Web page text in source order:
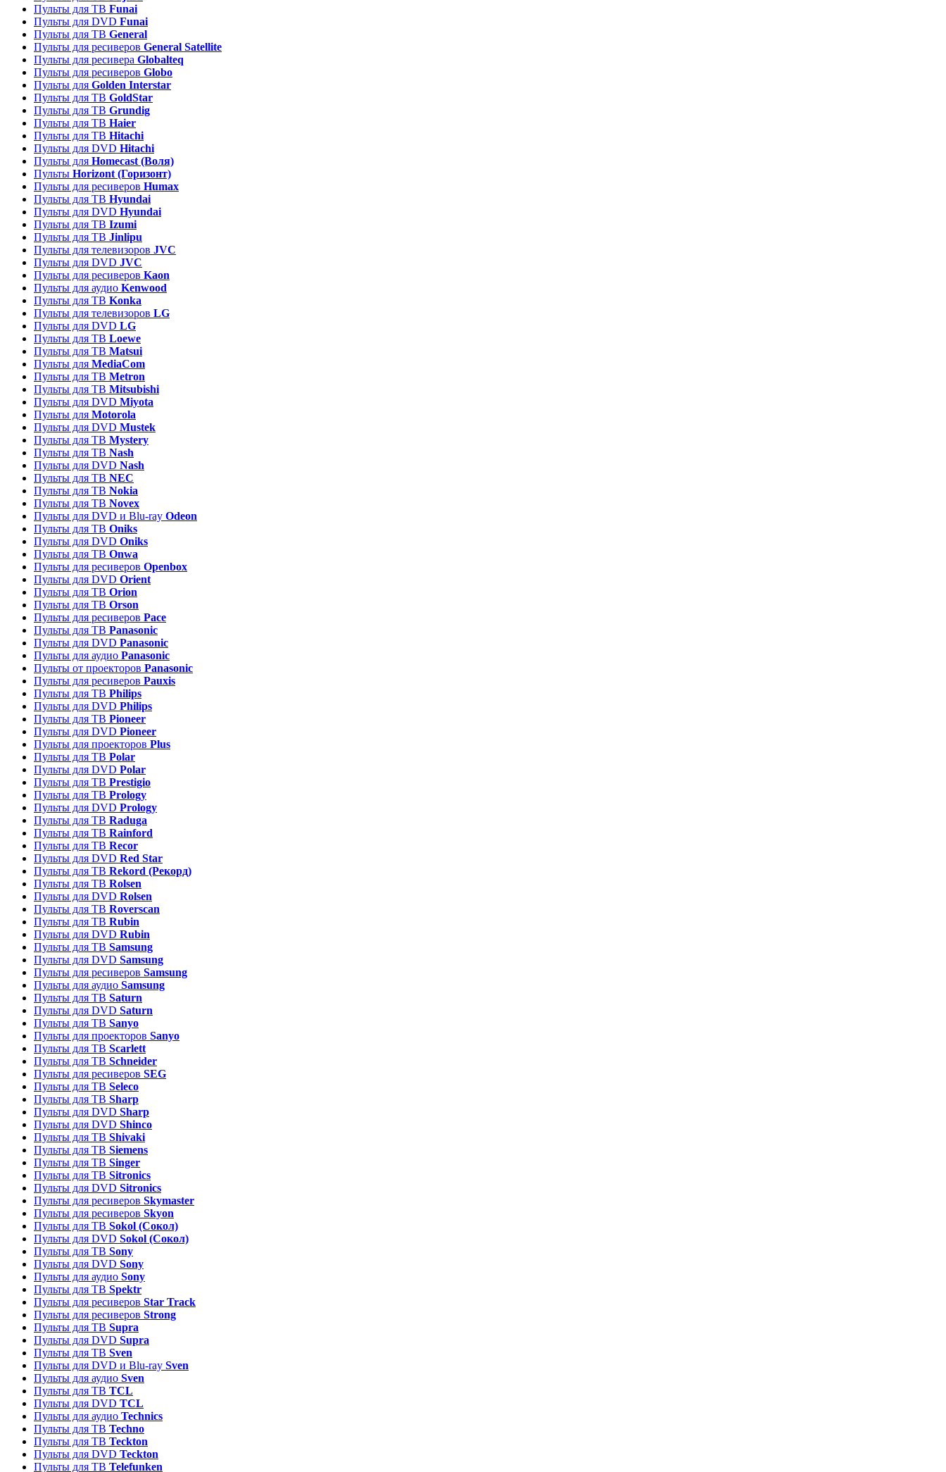
Пульты для ТВ Funai
Пульты для DVD Funai
Пульты для ТВ General
Пульты для ресиверов General Satellite
Пульты для ресивера Globalteq
Пульты для ресиверов Globo
Пульты для Golden Interstar
Пульты для ТВ GoldStar
Пульты для ТВ Grundig
Пульты для ТВ Haier
Пульты для ТВ Hitachi
Пульты для DVD Hitachi
Пульты для Homecast (Воля)
Пульты Horizont (Горизонт)
Пульты для ресиверов Humax
Пульты для ТВ Hyundai
Пульты для DVD Hyundai
Пульты для ТВ Izumi
Пульты для ТВ Jinlipu
Пульты для телевизоров JVC
Пульты для DVD JVC
Пульты для ресиверов Kaon
Пульты для аудио Kenwood
Пульты для ТВ Konka
Пульты для телевизоров LG
Пульты для DVD LG
Пульты для ТВ Loewe
Пульты для ТВ Matsui
Пульты для MediaCom
Пульты для ТВ Metron
Пульты для TB Mitsubishi
Пульты для DVD Miyota
Пульты для Motorola
Пульты для DVD Mustek
Пульты для ТВ Mystery
Пульты для ТВ Nash
Пульты для DVD Nash
Пульты для ТВ NEC
Пульты для ТВ Nokia
Пульты для ТВ Novex
Пульты для DVD и Blu-ray Odeon
Пульты для ТВ Oniks
Пульты для DVD Oniks
Пульты для ТВ Onwa
Пульты для ресиверов Openbox
Пульты для DVD Orient
Пульты для ТВ Orion
Пульты для ТВ Orson
Пульты для ресиверов Pace
Пульты для ТВ Panasonic
Пульты для DVD Panasonic
Пульты для аудио Panasonic
Пульты от проекторов Panasonic
Пульты для ресиверов Pauxis
Пульты для ТВ Philips
Пульты для DVD Philips
Пульты для ТВ Pioneer
Пульты для DVD Pioneer
Пульты для проекторов Plus
Пульты для ТВ Polar
Пульты для DVD Polar
Пульты для ТВ Prestigio
Пульты для ТВ Prology
Пульты для DVD Prology
Пульты для ТВ Raduga
Пульты для ТВ Rainford
Пульты для ТВ Recor
Пульты для DVD Red Star
Пульты для ТВ Rekord (Рекорд)
Пульты для ТВ Rolsen
Пульты для DVD Rolsen
Пульты для ТВ Roverscan
Пульты для ТВ Rubin
Пульты для DVD Rubin
Пульты для ТВ Samsung
Пульты для DVD Samsung
Пульты для ресиверов Samsung
Пульты для аудио Samsung
Пульты для ТВ Saturn
Пульты для DVD Saturn
Пульты для ТВ Sanyo
Пульты для проекторов Sanyo
Пульты для ТВ Scarlett
Пульты для ТВ Schneider
Пульты для ресиверов SEG
Пульты для ТВ Seleco
Пульты для ТВ Sharp
Пульты для DVD Sharp
Пульты для DVD Shinco
Пульты для ТВ Shivaki
Пульты для ТВ Siemens
Пульты для ТВ Singer
Пульты для ТВ Sitronics
Пульты для DVD Sitronics
Пульты для ресиверов Skymaster
Пульты для ресиверов Skyon
Пульты для ТВ Sokol (Сокол)
Пульты для DVD Sokol (Сокол)
Пульты для ТВ Sony
Пульты для DVD Sony
Пульты для аудио Sony
Пульты для ТВ Spektr
Пульты для ресиверов Star Track
Пульты для ресиверов Strong
Пульты для ТВ Supra
Пульты для DVD Supra
Пульты для ТВ Sven
Пульты для DVD и Blu-ray Sven
Пульты для аудио Sven
Пульты для ТВ TCL
Пульты для DVD TCL
Пульты для аудио Technics
Пульты для ТВ Techno
Пульты для ТВ Teckton
Пульты для DVD Teckton
Пульты для ТВ Telefunken